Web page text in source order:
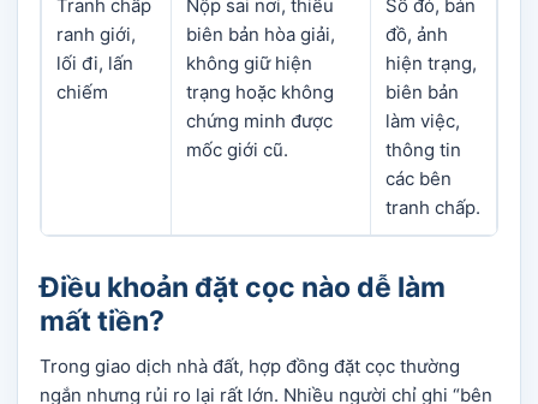
Tranh chấp
ranh giới,
lối đi, lấn
chiếm
Nộp sai nơi, thiếu
biên bản hòa giải,
không giữ hiện
trạng hoặc không
chứng minh được
mốc giới cũ.
Sổ đỏ, bản
đồ, ảnh
hiện trạng,
biên bản
làm việc,
thông tin
các bên
tranh chấp.
Điều khoản đặt cọc nào dễ làm
mất tiền?
Trong giao dịch nhà đất, hợp đồng đặt cọc thường
ngắn nhưng rủi ro lại rất lớn. Nhiều người chỉ ghi “bên